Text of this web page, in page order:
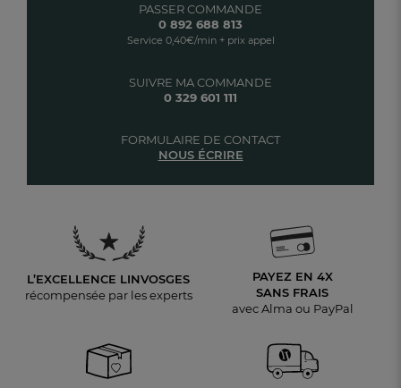
SUIVRE MA COMMANDE
0 329 601 111
PASSER COMMANDE
0 892 688 813
Service 0,40€/min + prix appel
FORMULAIRE DE CONTACT
NOUS ÉCRIRE
L’EXCELLENCE LINVOSGES
récompensée par les experts
PAYEZ EN 4X
SANS FRAIS
avec Alma ou PayPal